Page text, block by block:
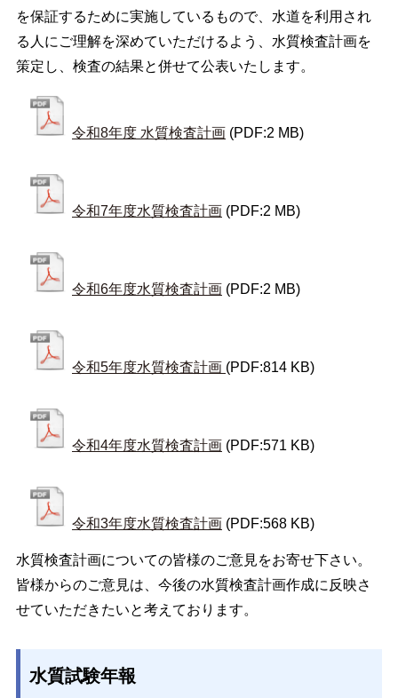
を保証するために実施しているもので、水道を利用され
る人にご理解を深めていただけるよう、水質検査計画を
策定し、検査の結果と併せて公表いたします。
令和8年度 水質検査計画 (PDF:2 MB)
令和7年度水質検査計画 (PDF:2 MB)
令和6年度水質検査計画 (PDF:2 MB)
令和5年度水質検査計画 (PDF:814 KB)
令和4年度水質検査計画 (PDF:571 KB)
令和3年度水質検査計画 (PDF:568 KB)
水質検査計画についての皆様のご意見をお寄せ下さい。
皆様からのご意見は、今後の水質検査計画作成に反映さ
せていただきたいと考えております。
水質試験年報